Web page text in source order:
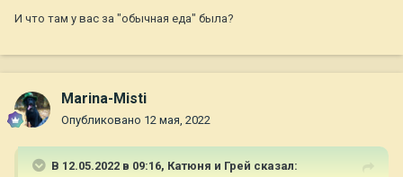
И что там у вас за "обычная еда" была?
Marina-Misti
Опубликовано 12 мая, 2022
В 12.05.2022 в 09:16, Катюня и Грей сказал: